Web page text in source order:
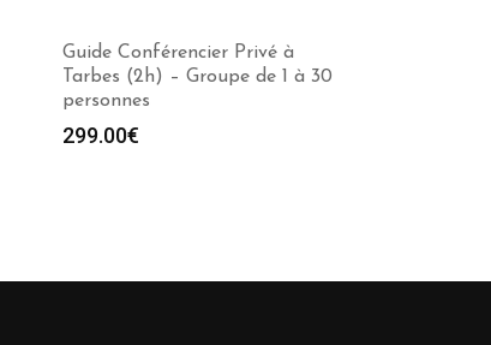
Guide Conférencier Privé à
Tarbes (2h) – Groupe de 1 à 30
personnes
299.00€